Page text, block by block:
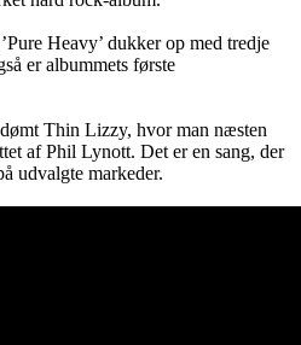
Heavy’ dukker op med tredje
er albummets første
Thin Lizzy, hvor man næsten
af Phil Lynott. Det er en sang, der
udvalgte markeder.